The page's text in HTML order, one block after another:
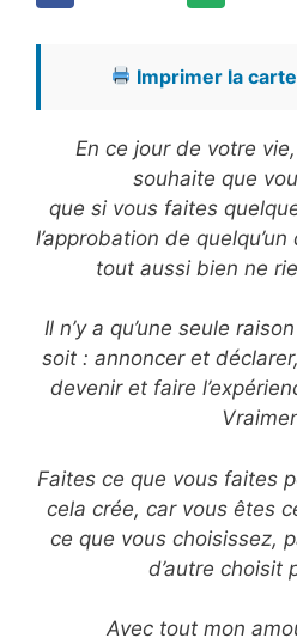
Imprimer la
En ce jour de votre
souhaite que
que si vous faites
l’approbation de
tout aussi bien ne
Il n’y a qu’une seule
soit : annoncer et
devenir et faire
Faites ce que vous faites
cela crée, car vous êtes
ce que vous choisissez,
d’autre choisit
Avec tout mon